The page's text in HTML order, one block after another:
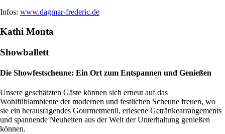
Infos: www.dagmar-frederic.de
Kathi Monta
Showballett
Die Showfestscheune: Ein Ort zum Entspannen und Genießen
Unsere geschätzten Gäste können sich erneut auf das
Wohlfühlambiente der modernen und festlichen Scheune freuen, wo
sie ein herausragendes Gourmetmenü, erlesene Getränkearrangements
und spannende Neuheiten aus der Welt der Unterhaltung genießen
können.